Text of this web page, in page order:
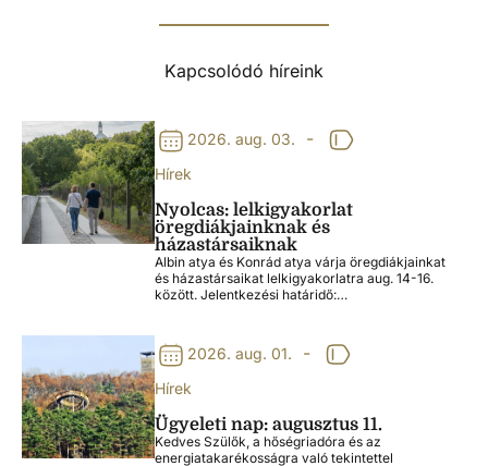
Kapcsolódó híreink
2026. aug. 03. -
Hírek
Nyolcas: lelkigyakorlat
öregdiákjainknak és
házastársaiknak
Albin atya és Konrád atya várja öregdiákjainkat
és házastársaikat lelkigyakorlatra aug. 14-16.
között. Jelentkezési határidő:…
2026. aug. 01. -
Hírek
Ügyeleti nap: augusztus 11.
Kedves Szülők, a hőségriadóra és az
energiatakarékosságra való tekintettel